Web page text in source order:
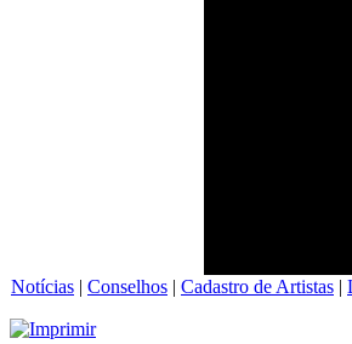
Notícias | Conselhos | Cadastro de Artistas |